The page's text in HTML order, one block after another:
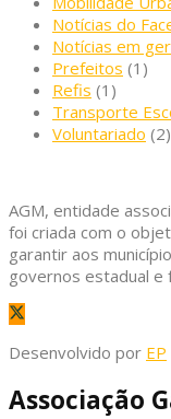
Notícias do
Notícias em
Prefeitos (1)
Refis (1)
Transporte
Voluntariado (2)
AGM, entidade
foi criada com o
garantir aos
governos estadual e
Desenvolvido por EP
Associação